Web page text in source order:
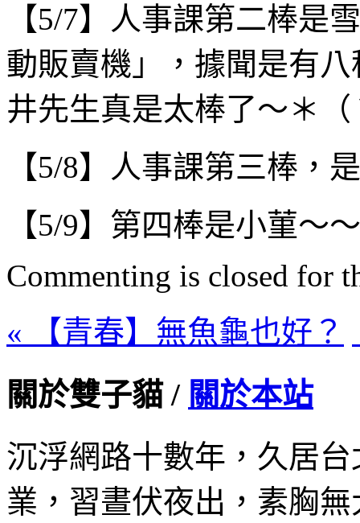
【5/7】人事課第二棒是
動販賣機」，據聞是有
井先生真是太棒了～＊（
【5/8】人事課第三棒，
【5/9】第四棒是小菫～
Commenting is closed for
« 【青春】無魚龜也好？
關於雙子貓 / 關於本站
沉浮網路十數年，久居
業，習晝伏夜出，素胸